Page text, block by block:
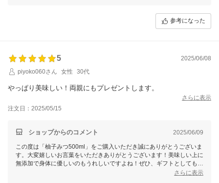
参考になった
5
2025/06/08
piyoko060さん
女性 30代
やっぱり美味しい！両親にもプレゼントします。
さらに表示
注文日：2025/05/15
ショップからのコメント 2025/06/09
この度は「柚子みつ500ml」をご購入いただき誠にありがとうございま
す。大変嬉しいお言葉をいただきありがとうございます！美味しい上に
無添加で身体に優しいのもうれしいですよね！ぜひ、ギフトとしてもお
選びいただけますと幸いでございます。これからも美味しいはちみつ商
さらに表示